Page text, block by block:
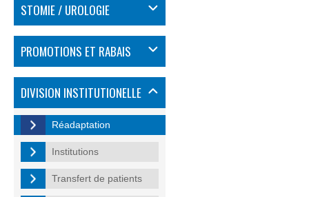
STOMIE / UROLOGIE
PROMOTIONS ET RABAIS
DIVISION INSTITUTIONELLE
Réadaptation
Institutions
Transfert de patients